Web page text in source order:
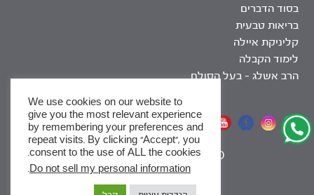
בסוד הדברים
בריאות טבעית
קליניקת איילה
לימוד הקבלה
הרב אשלג – בעל הסולם
אתר שומר שבת
SEO
|
We use cookies on our website to
give you the most relevant experience
by remembering your preferences and
repeat visits. By clicking “Accept”, you
consent to the use of ALL the cookies.
Do not sell my personal information
.
x